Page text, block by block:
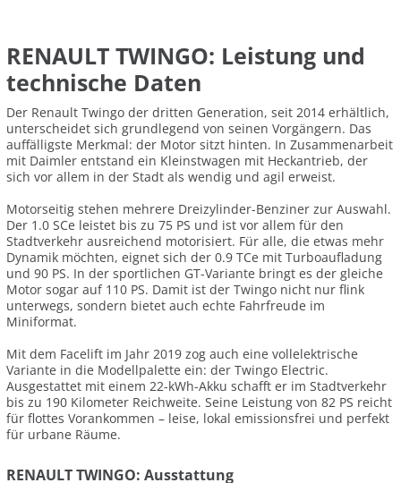
RENAULT TWINGO: Leistung und
technische Daten
Der Renault Twingo der dritten Generation, seit 2014 erhältlich,
unterscheidet sich grundlegend von seinen Vorgängern. Das
auffälligste Merkmal: der Motor sitzt hinten. In Zusammenarbeit
mit Daimler entstand ein Kleinstwagen mit Heckantrieb, der
sich vor allem in der Stadt als wendig und agil erweist.
Motorseitig stehen mehrere Dreizylinder-Benziner zur Auswahl.
Der 1.0 SCe leistet bis zu 75 PS und ist vor allem für den
Stadtverkehr ausreichend motorisiert. Für alle, die etwas mehr
Dynamik möchten, eignet sich der 0.9 TCe mit Turboaufladung
und 90 PS. In der sportlichen GT-Variante bringt es der gleiche
Motor sogar auf 110 PS. Damit ist der Twingo nicht nur flink
unterwegs, sondern bietet auch echte Fahrfreude im
Miniformat.
Mit dem Facelift im Jahr 2019 zog auch eine vollelektrische
Variante in die Modellpalette ein: der Twingo Electric.
Ausgestattet mit einem 22-kWh-Akku schafft er im Stadtverkehr
bis zu 190 Kilometer Reichweite. Seine Leistung von 82 PS reicht
für flottes Vorankommen – leise, lokal emissionsfrei und perfekt
für urbane Räume.
RENAULT TWINGO: Ausstattung